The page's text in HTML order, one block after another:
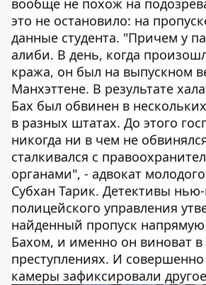
вообще не похож на
это не остановило: на
данные студента. "Причем у
алиби. В день, когда
кража, он был на выпускном
Манхэттене. В результате
Бах был обвинен в
в разных штатах. До этого
никогда ни в чем не
сталкивался с
органами", - адвокат
Субхан Тарик. Детективы
полицейского управления
найденный пропуск напрямую
Бахом, и именно он виноват в
преступлениях. И
камеры зафиксировали